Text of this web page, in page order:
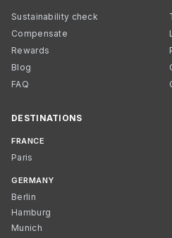
Sustainability check
Compensate
Rewards
Blog
FAQ
DESTINATIONS
FRANCE
Paris
GERMANY
Berlin
Hamburg
Munich